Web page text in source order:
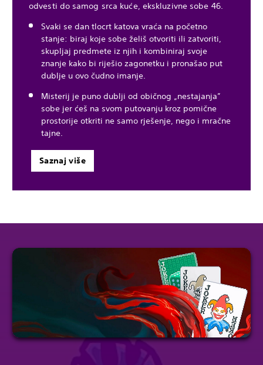
odvesti do samog srca kuće, ekskluzivne sobe 46.
Svaki se dan tlocrt katova vraća na početno
stanje: biraj koje sobe želiš otvoriti ili zatvoriti,
skupljaj predmete iz njih i kombiniraj svoje
znanje kako bi riješio zagonetku i pronašao put
dublje u ovo čudno imanje.
Misterij je puno dublji od običnog „nestajanja”
sobe jer ćeš na svom putovanju kroz pomične
prostorije otkriti ne samo rješenje, nego i mračne
tajne.
Saznaj više